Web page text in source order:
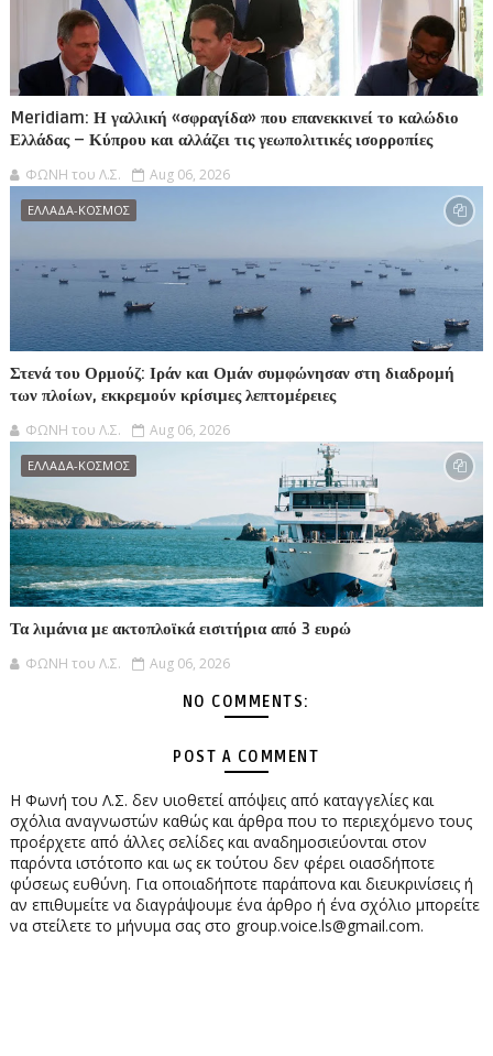
Meridiam: Η γαλλική «σφραγίδα» που επανεκκινεί το καλώδιο
Ελλάδας – Κύπρου και αλλάζει τις γεωπολιτικές ισορροπίες
ΦΩΝΗ του Λ.Σ. Aug 06, 2026
ΕΛΛΑΔΑ-ΚΟΣΜΟΣ
Στενά του Ορμούζ: Ιράν και Ομάν συμφώνησαν στη διαδρομή
των πλοίων, εκκρεμούν κρίσιμες λεπτομέρειες
ΦΩΝΗ του Λ.Σ. Aug 06, 2026
ΕΛΛΑΔΑ-ΚΟΣΜΟΣ
Τα λιμάνια με ακτοπλοϊκά εισιτήρια από 3 ευρώ
ΦΩΝΗ του Λ.Σ. Aug 06, 2026
NO COMMENTS:
POST A COMMENT
Η Φωνή του Λ.Σ. δεν υιοθετεί απόψεις από καταγγελίες και
σχόλια αναγνωστών καθώς και άρθρα που το περιεχόμενο τους
προέρχετε από άλλες σελίδες και αναδημοσιεύονται στον
παρόντα ιστότοπο και ως εκ τούτου δεν φέρει οιασδήποτε
φύσεως ευθύνη. Για οποιαδήποτε παράπονα και διευκρινίσεις ή
αν επιθυμείτε να διαγράψουμε ένα άρθρο ή ένα σχόλιο μπορείτε
να στείλετε το μήνυμα σας στο group.voice.ls@gmail.com.